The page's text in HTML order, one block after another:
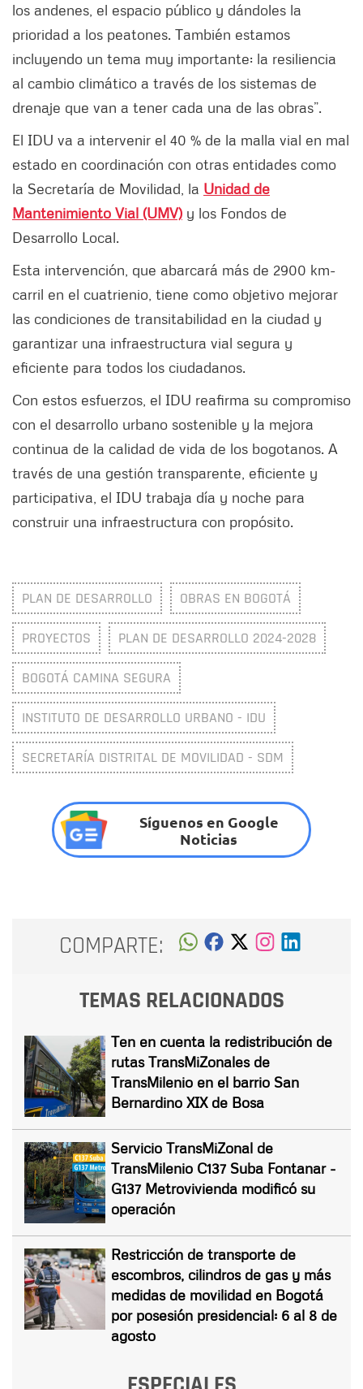
los andenes, el espacio público y dándoles la
prioridad a los peatones. También estamos
incluyendo un tema muy importante: la resiliencia
al cambio climático a través de los sistemas de
drenaje que van a tener cada una de las obras”.
El IDU va a intervenir el 40 % de la malla vial en mal
estado en coordinación con otras entidades como
la Secretaría de Movilidad, la Unidad de
Mantenimiento Vial (UMV) y los Fondos de
Desarrollo Local.
Esta intervención, que abarcará más de 2900 km-
carril en el cuatrienio, tiene como objetivo mejorar
las condiciones de transitabilidad en la ciudad y
garantizar una infraestructura vial segura y
eficiente para todos los ciudadanos.
Con estos esfuerzos, el IDU reafirma su compromiso
con el desarrollo urbano sostenible y la mejora
continua de la calidad de vida de los bogotanos. A
través de una gestión transparente, eficiente y
participativa, el IDU trabaja día y noche para
construir una infraestructura con propósito.
PLAN DE DESARROLLO OBRAS EN BOGOTÁ
PROYECTOS PLAN DE DESARROLLO 2024-2028
BOGOTÁ CAMINA SEGURA
INSTITUTO DE DESARROLLO URBANO - IDU
SECRETARÍA DISTRITAL DE MOVILIDAD - SDM
Síguenos en Google
Noticias
COMPARTE:
TEMAS RELACIONADOS
Ten en cuenta la redistribución de
rutas TransMiZonales de
TransMilenio en el barrio San
Bernardino XIX de Bosa
Servicio TransMiZonal de
TransMilenio C137 Suba Fontanar -
G137 Metrovivienda modificó su
operación
Restricción de transporte de
escombros, cilindros de gas y más
medidas de movilidad en Bogotá
por posesión presidencial: 6 al 8 de
agosto